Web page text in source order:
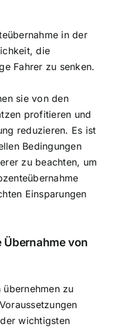
in der
die
Fahrer zu senken.
sie von den
profitieren und
reduzieren. Es ist
Bedingungen
zu beachten, um
Einsparungen
von
zu
wichtigsten